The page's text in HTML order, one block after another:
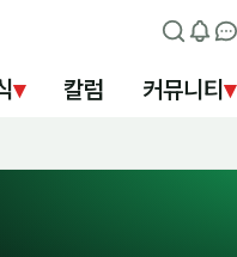
▾ 칼럼 커뮤니티 ▾